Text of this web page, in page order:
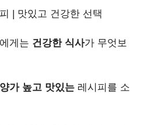
| 맛있고 건강한 선택
게는 건강한 식사가 무엇보
가 높고 맛있는 레시피를 소